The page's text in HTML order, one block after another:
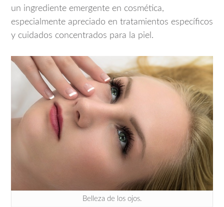
un ingrediente emergente en cosmética,
especialmente apreciado en tratamientos específicos
y cuidados concentrados para la piel.
Belleza de los ojos.